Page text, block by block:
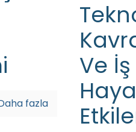
fazla
Ve İş